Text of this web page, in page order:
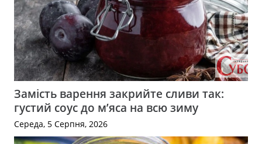
Замість варення закрийте сливи так:
густий соус до м’яса на всю зиму
Середа, 5 Серпня, 2026